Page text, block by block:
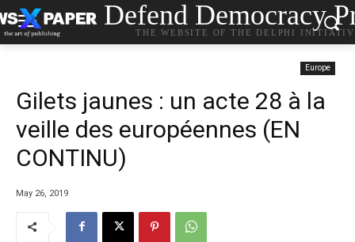
Defend Democracy
THE WEBSITE OF THE DELPHI
Europe
Gilets jaunes : un acte 28 à la
veille des européennes (EN
CONTINU)
May 26, 2019